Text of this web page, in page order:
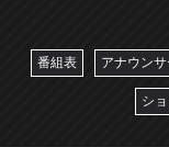
番組表 アナウン
シ